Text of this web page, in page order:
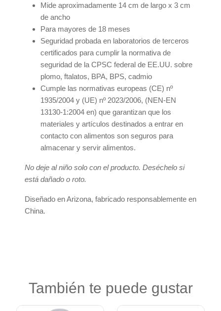
Mide aproximadamente 14 cm de largo x 3 cm
de ancho
Para mayores de 18 meses
Seguridad probada en laboratorios de terceros
certificados para cumplir la normativa de
seguridad de la CPSC federal de EE.UU. sobre
plomo, ftalatos, BPA, BPS, cadmio
Cumple las normativas europeas (CE) nº
1935/2004 y (UE) nº 2023/2006, (NEN-EN
13130-1:2004 en) que garantizan que los
materiales y artículos destinados a entrar en
contacto con alimentos son seguros para
almacenar y servir alimentos.
No deje al niño solo con el producto. Deséchelo si
está dañado o roto.
Diseñado en Arizona, fabricado responsablemente en
China.
También te puede gustar